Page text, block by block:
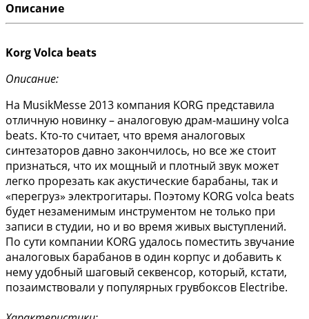
Описание
Korg Volca beats
Описание:
На MusikMesse 2013 компания KORG представила
отличную новинку – аналоговую драм-машину volca
beats. Кто-то считает, что время аналоговых
синтезаторов давно закончилось, но все же стоит
признаться, что их мощный и плотный звук может
легко прорезать как акустические барабаны, так и
«перегруз» электрогитары. Поэтому KORG volca beats
будет незаменимым инструментом не только при
записи в студии, но и во время живых выступлений.
По сути компании KORG удалось поместить звучание
аналоговых барабанов в один корпус и добавить к
нему удобный шаговый секвенсор, который, кстати,
позаимствовали у популярных грувбоксов Electribe.